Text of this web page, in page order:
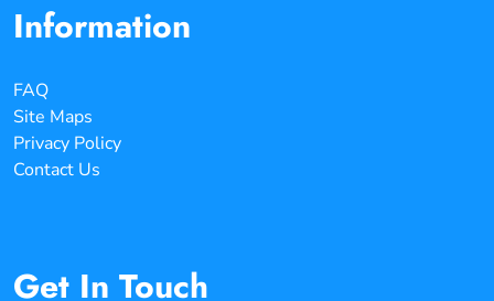
Information
FAQ
Site Maps
Privacy Policy
Contact Us
Get In Touch